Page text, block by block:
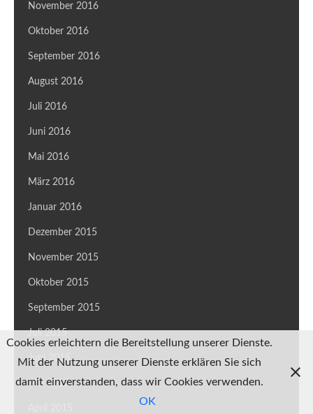
November 2016
Oktober 2016
September 2016
August 2016
Juli 2016
Juni 2016
Mai 2016
März 2016
Januar 2016
Dezember 2015
November 2015
Oktober 2015
September 2015
Juli 2015
Juni 2015
Mai 2015
Cookies erleichtern die Bereitstellung unserer Dienste.
Mit der Nutzung unserer Dienste erklären Sie sich
damit einverstanden, dass wir Cookies verwenden.
OK